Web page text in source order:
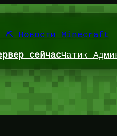
⛏️ Новости Minecraft
сейчасЧатик